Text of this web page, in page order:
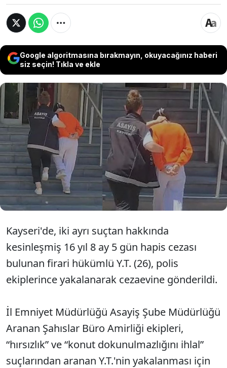
Google algoritmasına bırakmayın, okuyacağınız haberi
siz seçin! Tıkla ve ekle
Kayseri’de “hırsızlık” ve “konut
dokunulmazlığını ihlal” suçlarından hakkında
kesinleşmiş 16 yıl 8 ay 5 gün hapis cezası
bulunan 26 yaşındaki Y.T., polis ekiplerinin
düzenlediği operasyonla yakalandı
Kayseri'de, iki ayrı suçtan hakkında
kesinleşmiş 16 yıl 8 ay 5 gün hapis cezası
bulunan firari hükümlü Y.T. (26), polis
ekiplerince yakalanarak cezaevine gönderildi.
İl Emniyet Müdürlüğü Asayiş Şube Müdürlüğü
Aranan Şahıslar Büro Amirliği ekipleri,
“hırsızlık” ve “konut dokunulmazlığını ihlal”
suçlarından aranan Y.T.'nin yakalanması için